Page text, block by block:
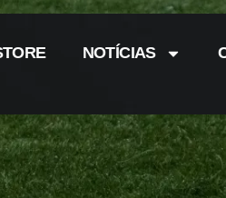
NOTÍCIAS